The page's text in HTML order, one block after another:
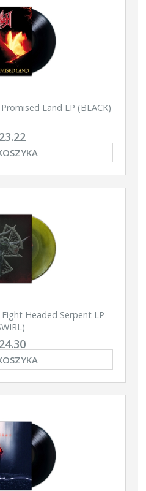
Land LP (BLACK)
Eight Headed Serpent LP